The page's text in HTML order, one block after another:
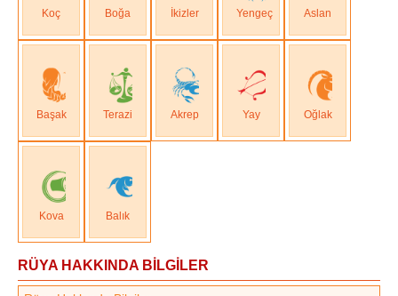
Koç Boğa İkizler Yengeç Aslan
Başak Terazi Akrep Yay Oğlak
Kova Balık
RÜYA HAKKINDA BİLGİLER